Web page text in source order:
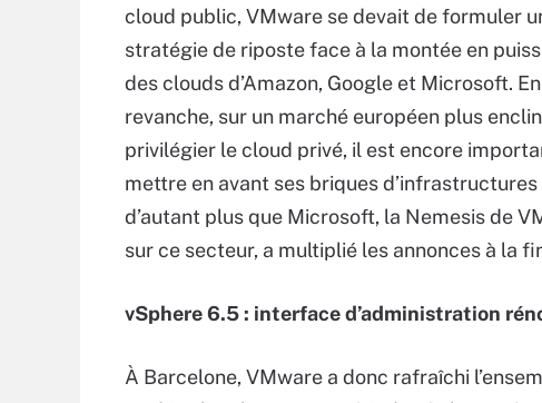
cloud public, VMware se devait de formuler
stratégie de riposte face à la montée en
des clouds d’Amazon, Google et Microsoft. En
revanche, sur un marché européen plus
privilégier le cloud privé, il est encore
mettre en avant ses briques d’infrastructures
d’autant plus que Microsoft, la Nemesis de
sur ce secteur, a multiplié les annonces à la
vSphere 6.5 : interface d’administration
À Barcelone, VMware a donc rafraîchi